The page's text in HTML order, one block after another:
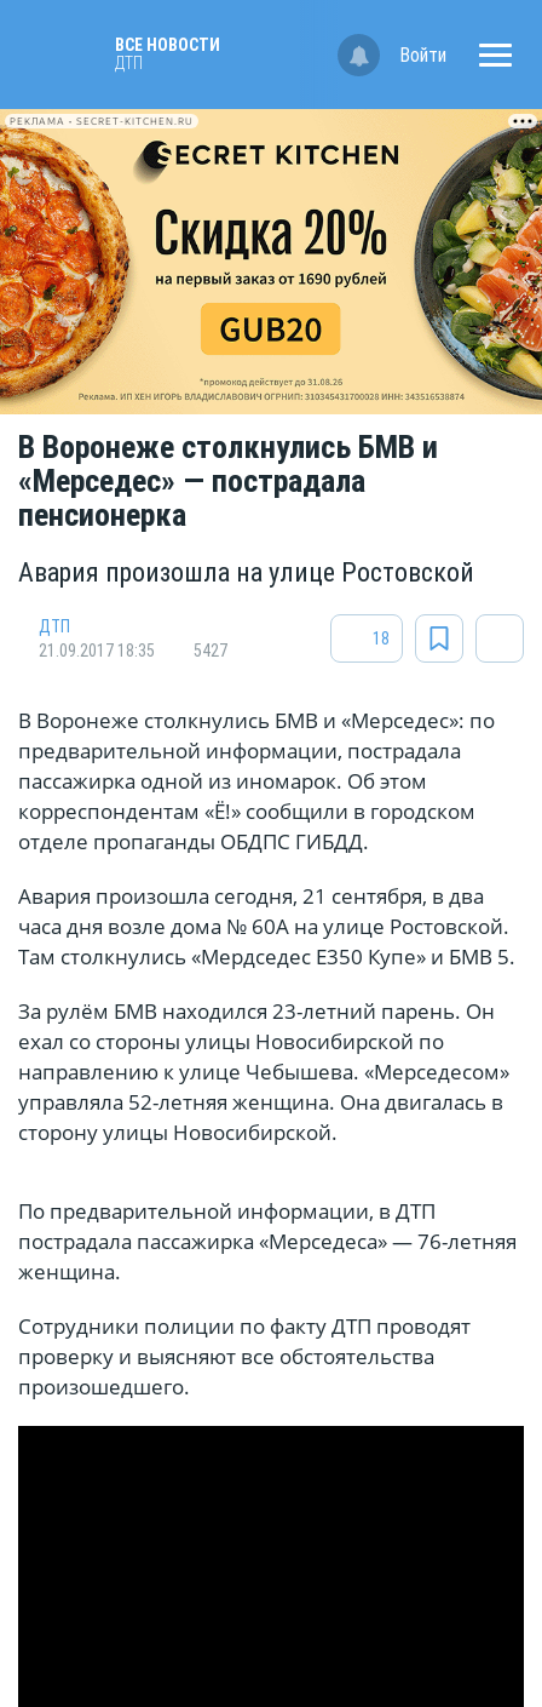
ВСЕ НОВОСТИ
ДТП
Войти
РЕКЛАМА • SECRET-KITCHEN.RU
В Воронеже столкнулись БМВ и
«Мерседес» — пострадала
пенсионерка
Авария произошла на улице Ростовской
ДТП
21.09.2017 18:35
5427
18
В Воронеже столкнулись БМВ и «Мерседес»: по
предварительной информации, пострадала
пассажирка одной из иномарок. Об этом
корреспондентам «Ё!» сообщили в городском
отделе пропаганды ОБДПС ГИБДД.
Авария произошла сегодня, 21 сентября, в два
часа дня возле дома № 60А на улице Ростовской.
Там столкнулись «Мердседес Е350 Купе» и БМВ 5.
За рулём БМВ находился 23-летний парень. Он
ехал со стороны улицы Новосибирской по
направлению к улице Чебышева. «Мерседесом»
управляла 52-летняя женщина. Она двигалась в
сторону улицы Новосибирской.
По предварительной информации, в ДТП
пострадала пассажирка «Мерседеса» — 76-летняя
женщина.
Сотрудники полиции по факту ДТП проводят
проверку и выясняют все обстоятельства
произошедшего.